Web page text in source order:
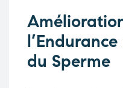
du Sperme